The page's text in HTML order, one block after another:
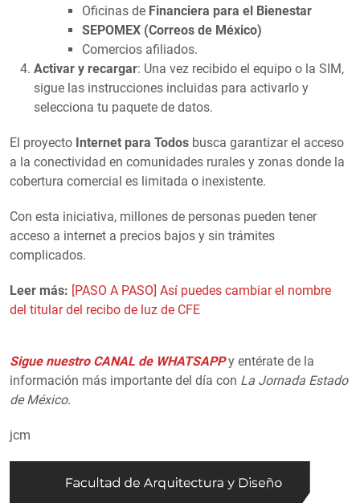
Oficinas de Financiera para el Bienestar
SEPOMEX (Correos de México)
Comercios afiliados.
Activar y recargar: Una vez recibido el equipo o la SIM,
sigue las instrucciones incluidas para activarlo y
selecciona tu paquete de datos.
El proyecto Internet para Todos busca garantizar el acceso
a la conectividad en comunidades rurales y zonas donde la
cobertura comercial es limitada o inexistente.
Con esta iniciativa, millones de personas pueden tener
acceso a internet a precios bajos y sin trámites
complicados.
Leer más: [PASO A PASO] Así puedes cambiar el nombre
del titular del recibo de luz de CFE
Sigue nuestro CANAL de WHATSAPP y entérate de la
información más importante del día con La Jornada Estado
de México.
jcm